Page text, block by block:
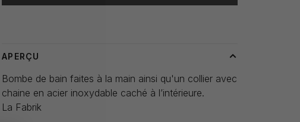
APERÇU
Bombe de bain faites à la main ainsi qu'un collier avec
chaine en acier inoxydable caché à l’intérieure.
La Fabrik